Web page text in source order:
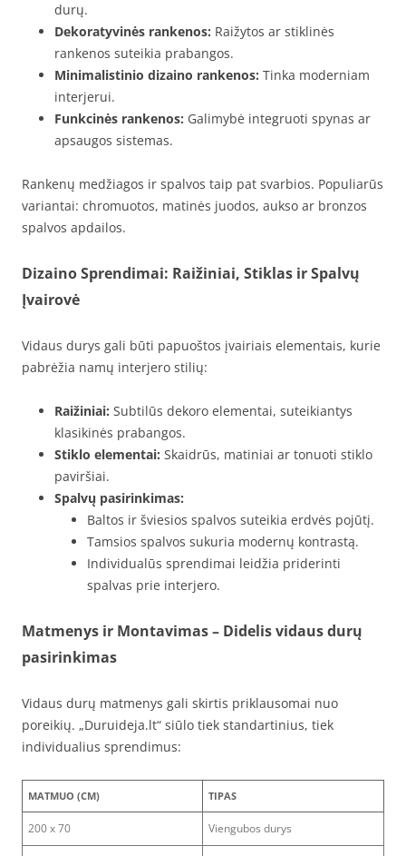
durų.
Dekoratyvinės rankenos: Raižytos ar stiklinės
rankenos suteikia prabangos.
Minimalistinio dizaino rankenos: Tinka moderniam
interjerui.
Funkcinės rankenos: Galimybė integruoti spynas ar
apsaugos sistemas.
Rankenų medžiagos ir spalvos taip pat svarbios. Populiarūs
variantai: chromuotos, matinės juodos, aukso ar bronzos
spalvos apdailos.
Dizaino Sprendimai: Raižiniai, Stiklas ir Spalvų
Įvairovė
Vidaus durys gali būti papuoštos įvairiais elementais, kurie
pabrėžia namų interjero stilių:
Raižiniai: Subtilūs dekoro elementai, suteikiantys
klasikinės prabangos.
Stiklo elementai: Skaidrūs, matiniai ar tonuoti stiklo
paviršiai.
Spalvų pasirinkimas:
Baltos ir šviesios spalvos suteikia erdvės pojūtį.
Tamsios spalvos sukuria modernų kontrastą.
Individualūs sprendimai leidžia priderinti
spalvas prie interjero.
Matmenys ir Montavimas – Didelis vidaus durų
pasirinkimas
Vidaus durų matmenys gali skirtis priklausomai nuo
poreikių. „Duruideja.lt“ siūlo tiek standartinius, tiek
individualius sprendimus:
MATMUO (CM) TIPAS
200 x 70 Viengubos durys